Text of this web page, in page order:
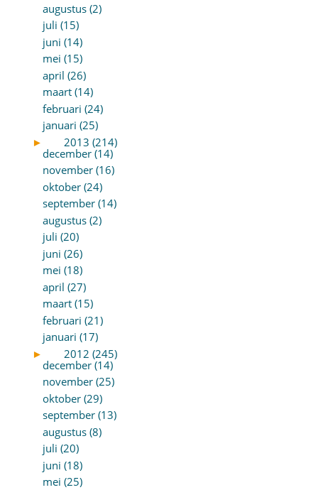
augustus (2)
juli (15)
juni (14)
mei (15)
april (26)
maart (14)
februari (24)
januari (25)
►
2013 (214)
december (14)
november (16)
oktober (24)
september (14)
augustus (2)
juli (20)
juni (26)
mei (18)
april (27)
maart (15)
februari (21)
januari (17)
►
2012 (245)
december (14)
november (25)
oktober (29)
september (13)
augustus (8)
juli (20)
juni (18)
mei (25)